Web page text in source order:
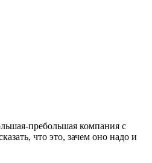
пребольшая компания с
что это, зачем оно надо и